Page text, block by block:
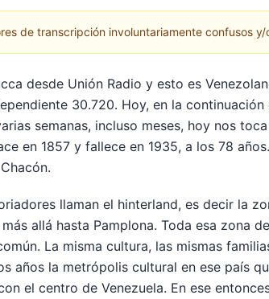
de transcripción involuntariamente confusos
desde Unión Radio y esto es
30.720. Hoy, en la
semanas, incluso meses, hoy nos
en 1857 y fallece en 1935, a los 78
llaman el hinterland, es decir la
allá hasta Pamplona. Toda esa zona
La misma cultura, las mismas
años la metrópolis cultural en ese país
el centro de Venezuela. En ese